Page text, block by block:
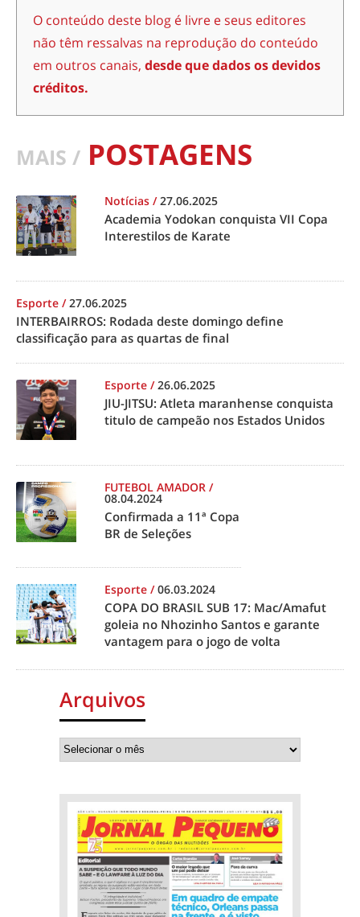
O conteúdo deste blog é livre e seus editores
não têm ressalvas na reprodução do conteúdo
em outros canais, desde que dados os devidos
créditos.
MAIS / POSTAGENS
Notícias /27.06.2025
Academia Yodokan conquista VII Copa
Interestilos de Karate
Esporte /27.06.2025
INTERBAIRROS: Rodada deste domingo define
classificação para as quartas de final
Esporte /26.06.2025
JIU-JITSU: Atleta maranhense conquista
titulo de campeão nos Estados Unidos
FUTEBOL AMADOR /
08.04.2024
Confirmada a 11ª Copa
BR de Seleções
Esporte /06.03.2024
COPA DO BRASIL SUB 17: Mac/Amafut
goleia no Nhozinho Santos e garante
vantagem para o jogo de volta
Arquivos